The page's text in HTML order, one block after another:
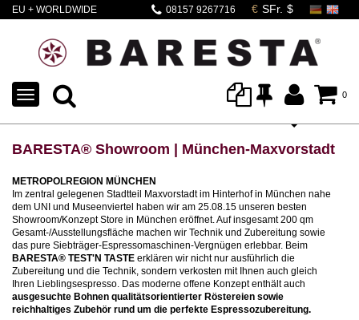
EU + WORLDWIDE
08157 9267716
0
TOGGLE
NAVIGATION
BARESTA® Showroom | München-Maxvorstadt
METROPOLREGION MÜNCHEN
Im zentral gelegenen Stadtteil Maxvorstadt im Hinterhof in München nahe
dem UNI und Museenviertel haben wir am 25.08.15 unseren besten
Showroom/Konzept Store in München eröffnet. Auf insgesamt 200 qm
Gesamt-/Ausstellungsfläche machen wir Technik und Zubereitung sowie
das pure Siebträger-Espressomaschinen-Vergnügen erlebbar. Beim
BARESTA® TEST'N TASTE erklären wir nicht nur ausführlich die
Zubereitung und die Technik, sondern verkosten mit Ihnen auch gleich
Ihren Lieblingsespresso. Das moderne offene Konzept enthält auch
ausgesuchte Bohnen qualitätsorientierter Röstereien sowie
reichhaltiges Zubehör rund um die perfekte Espressozubereitung.